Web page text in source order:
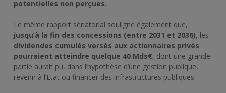
potentielles non perçues.
Le même rapport sénatorial souligne également que,
jusqu’à la fin des concessions (entre 2031 et 2036), les
dividendes cumulés versés aux actionnaires privés
pourraient atteindre quelque 40 Mds€, dont une grande
partie aurait pu, dans l’hypothèse d’une gestion publique,
revenir à l’Etat ou financer des infrastructures publiques.